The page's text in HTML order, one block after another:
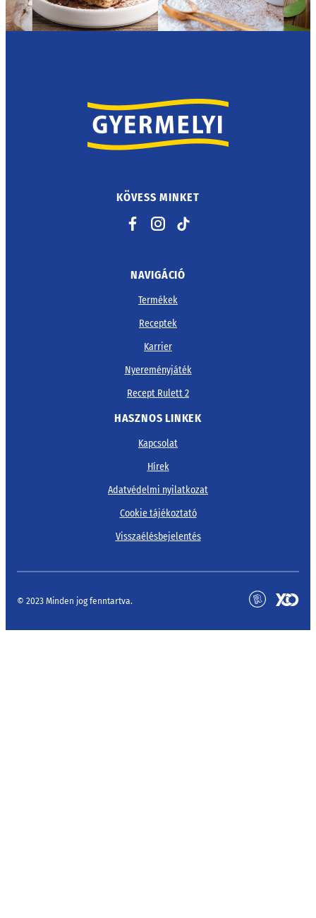
KÖVESS MINKET
Facebook Instagram TikTok
NAVIGÁCIÓ
Termékek
Receptek
Karrier
Nyereményjáték
Recept Rulett 2
HASZNOS LINKEK
Kapcsolat
Hírek
Adatvédelmi nyilatkozat
Cookie tájékoztató
Visszaélésbejelentés
© 2023 Minden jog fenntartva.